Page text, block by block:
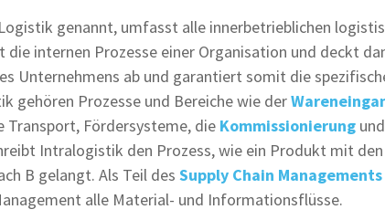
genannt, umfasst alle innerbetrieblichen
internen Prozesse einer Organisation und deckt
Unternehmens ab und garantiert somit die
gehören Prozesse und Bereiche wie der
Transport, Fördersysteme, die Kommissionierung
Intralogistik den Prozess, wie ein Produkt mit
B gelangt. Als Teil des Supply Chain Managements
alle Material- und Informationsflüsse.